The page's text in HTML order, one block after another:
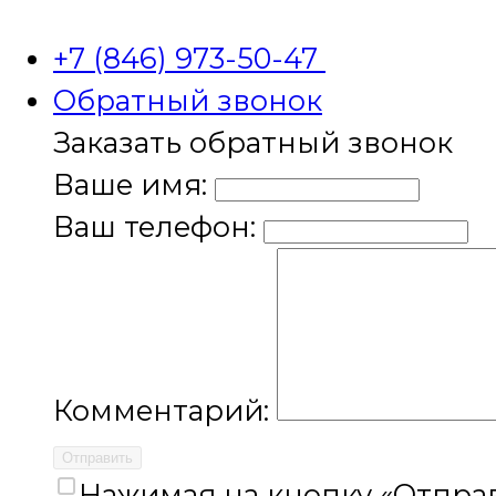
+7 (846) 973-50-47
Обратный звонок
Заказать обратный звонок
Ваше имя:
Ваш телефон:
Комментарий:
Отправить